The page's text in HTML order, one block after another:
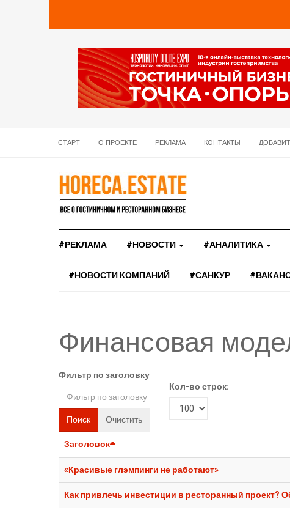
СТАРТ О ПРОЕКТЕ РЕКЛАМА КОНТАКТЫ
#РЕКЛАМА #НОВОСТИ #АНАЛИТИКА
#НОВОСТИ КОМПАНИЙ #САНКУР
Финансовая
Фильтр по заголовку
Поиск Очистить
Кол-во строк:
Заголовок
«Красивые глэмпинги не работают»
Как привлечь инвестиции в ресторанный проект?